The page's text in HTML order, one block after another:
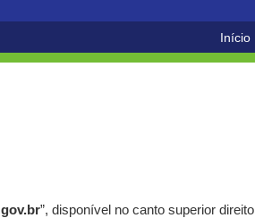
Início
gov.br”, disponível no canto superior